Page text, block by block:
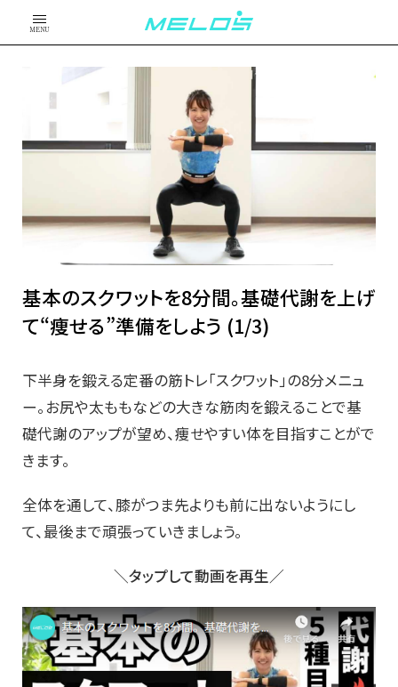
MENU
基本のスクワットを8分間。基礎代謝を上げ
て“痩せる”準備をしよう (1/3)
下半身を鍛える定番の筋トレ「スクワット」の8分メニュ
ー。お尻や太ももなどの大きな筋肉を鍛えることで基
礎代謝のアップが望め、痩せやすい体を目指すことがで
きます。
全体を通して、膝がつま先よりも前に出ないようにし
て、最後まで頑張っていきましょう。
＼タップして動画を再生／